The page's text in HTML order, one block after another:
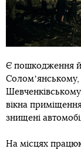
Є пошкодження й
Соломʼянському,
вікна
знищені
На місцях